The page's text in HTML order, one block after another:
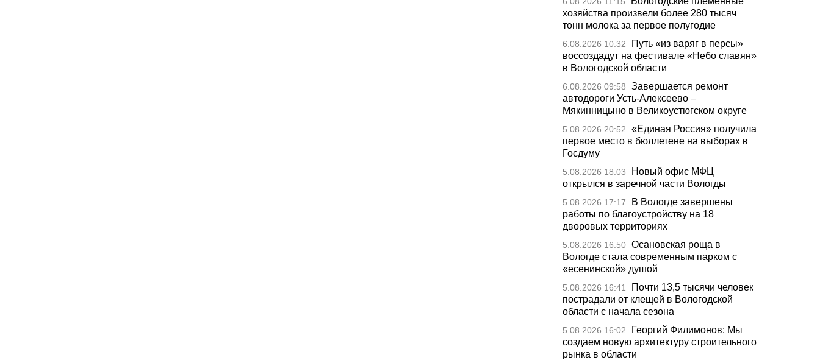
хозяйства произвели более 280 тысяч
тонн молока за первое полугодие
6.08.2026 10:32
Путь «из варяг в персы»
воссоздадут на фестивале «Небо славян»
в Вологодской области
6.08.2026 09:58
Завершается ремонт
автодороги Усть-Алексеево –
Мякинницыно в Великоустюгском округе
5.08.2026 20:52
«Единая Россия» получила
первое место в бюллетене на выборах в
Госдуму
5.08.2026 18:03
Новый офис МФЦ
открылся в заречной части Вологды
5.08.2026 17:17
В Вологде завершены
работы по благоустройству на 18
дворовых территориях
5.08.2026 16:50 Осановская роща в
Вологде стала современным парком с
«есенинской» душой
5.08.2026 16:41
Почти 13,5 тысячи человек
пострадали от клещей в Вологодской
области с начала сезона
5.08.2026 16:02
Георгий Филимонов: Мы
создаем новую архитектуру строительного
рынка в области